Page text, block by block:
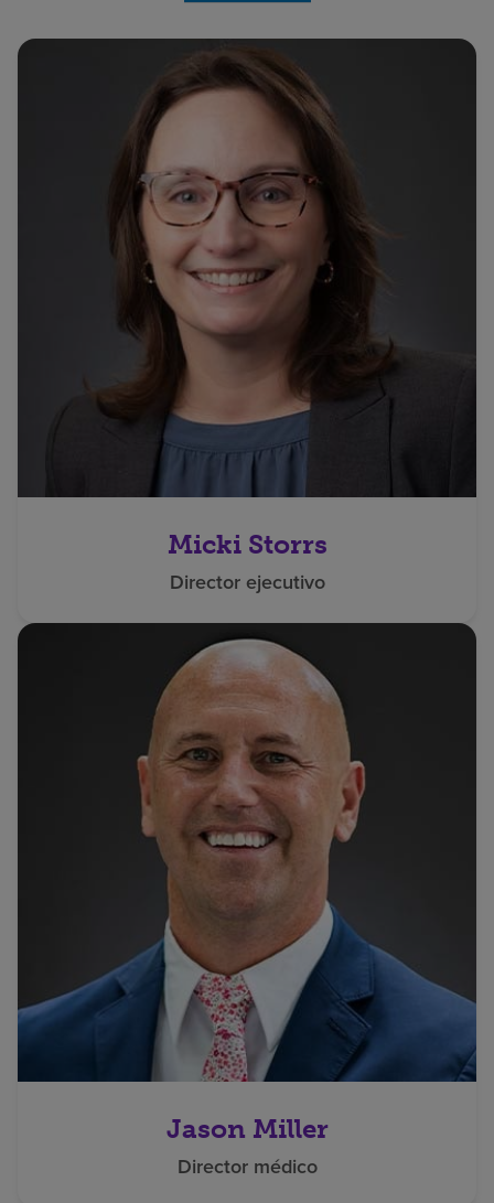
Micki Storrs
Director ejecutivo
Jason Miller
Director médico